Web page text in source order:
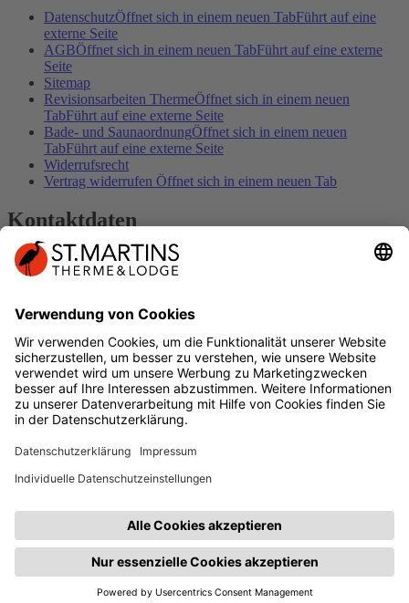
DatenschutzÖffnet sich in einem neuen TabFührt auf eine
externe Seite
AGBÖffnet sich in einem neuen TabFührt auf eine externe
Seite
Sitemap
Revisionsarbeiten ThermeÖffnet sich in einem neuen
TabFührt auf eine externe Seite
Bade- und SaunaordnungÖffnet sich in einem neuen
TabFührt auf eine externe Seite
Widerrufsrecht
Vertrag widerrufen Öffnet sich in einem neuen Tab
Kontaktdaten
Kontakt
Impressum
DER SPUR FOLGEN
Geschenkkarte Öffnet sich in einem neuen
Tab Führt auf eine externe Seite
Facebook Öffnet sich in einem neuen Tab Führt
auf eine externe Seite
Instagram Öffnet sich in einem neuen Tab
YouTube Öffnet sich in einem neuen Tab
Führt auf eine externe Seite
© copyright 2026 - St. Martins Therme & Lodge
Technische Realisierung: TAC | The Assistant CompanyÖffnet sich
in einem neuen Tab